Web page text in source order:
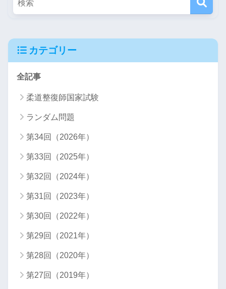
カテゴリー
全記事
柔道整復師国家試験
ランダム問題
第34回（2026年）
第33回（2025年）
第32回（2024年）
第31回（2023年）
第30回（2022年）
第29回（2021年）
第28回（2020年）
第27回（2019年）